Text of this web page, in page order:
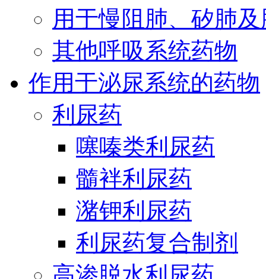
用于慢阻肺、矽肺
其他呼吸系统药物
作用于泌尿系统的药物
利尿药
噻嗪类利尿药
髓袢利尿药
潴钾利尿药
利尿药复合制剂